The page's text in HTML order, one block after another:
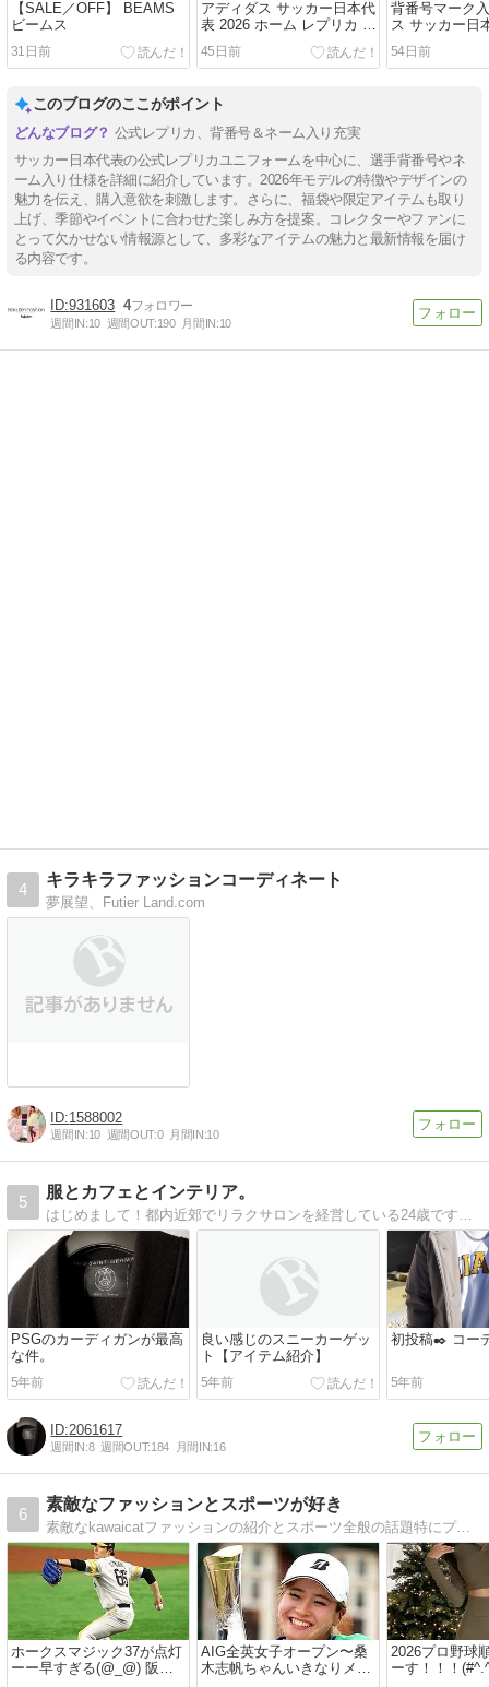
【SALE／OFF】 BEAMS
ビームス
31日前
アディダス サッカー日本代
表 2026 ホーム レプリカ ユ
ニフォーム
45日前
背番号マーク
ス サッカー日
ホーム レプリ
ーム 半袖
54日前
このブログのここがポイント
公式レプリカ、背番号＆ネーム入り充実
サッカー日本代表の公式レプリカユニフォームを中心に、選手背番号やネ
ーム入り仕様を詳細に紹介しています。2026年モデルの特徴やデザインの
魅力を伝え、購入意欲を刺激します。さらに、福袋や限定アイテムも取り
上げ、季節やイベントに合わせた楽しみ方を提案。コレクターやファンに
とって欠かせない情報源として、多彩なアイテムの魅力と最新情報を届け
る内容です。
931603 4
週間IN:10 週間OUT:190 月間IN:10
4
キラキラファッションコーディネート
夢展望、Futier Land.com
1588002
週間IN:10 週間OUT:0 月間IN:10
5
服とカフェとインテリア。
はじめまして！都内近郊でリラクサロンを経営している24歳です気軽にのぞいて行ってください！・柔道整復師・fashion・daily look・健康雑学
PSGのカーディガンが最高
な件。
5年前
良い感じのスニーカーゲッ
ト【アイテム紹介】
5年前
初投稿✒️ コー
5年前
2061617
週間IN:8 週間OUT:184 月間IN:16
6
素敵なファッションとスポーツが好き
素敵なkawaicatファッションの紹介とスポーツ全般の話題特にプロ野球・テニス・ゴルフ他の結果や日々感じたことを日記にしています(^_-)-☆
ホークスマジック37が点灯
ーー早すぎる(@_@) 阪神
AIG全英女子オープン〜桑
木志帆ちゃんいきなりメジ
2026プロ野球
ーす！！！